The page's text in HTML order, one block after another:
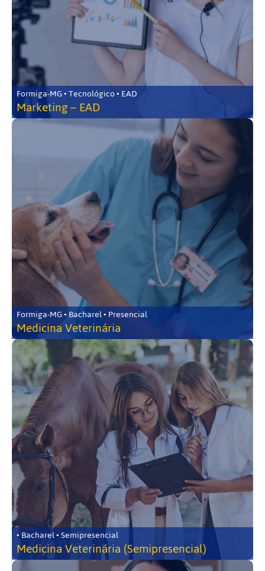
Formiga-MG • Tecnológico • EAD
Marketing – EAD
Formiga-MG • Bacharel • Presencial
Medicina Veterinária
• Bacharel • Semipresencial
Medicina Veterinária (Semipresencial)